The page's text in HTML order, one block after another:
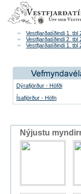
Vestfjarðatíðindi 1. tbl
Vestfjarðatíðindi 2. tbl
Vestfjarðatíðindi 1. tbl
Dýrafjörður - Höfði
Ísafjörður - Höfn
Nýjustu